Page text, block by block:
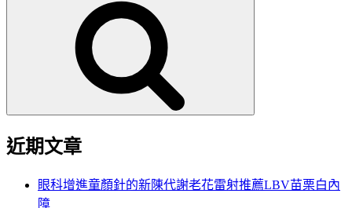
近期文章
眼科增進童顏針的新陳代謝老花雷射推薦LBV苗栗白內
障